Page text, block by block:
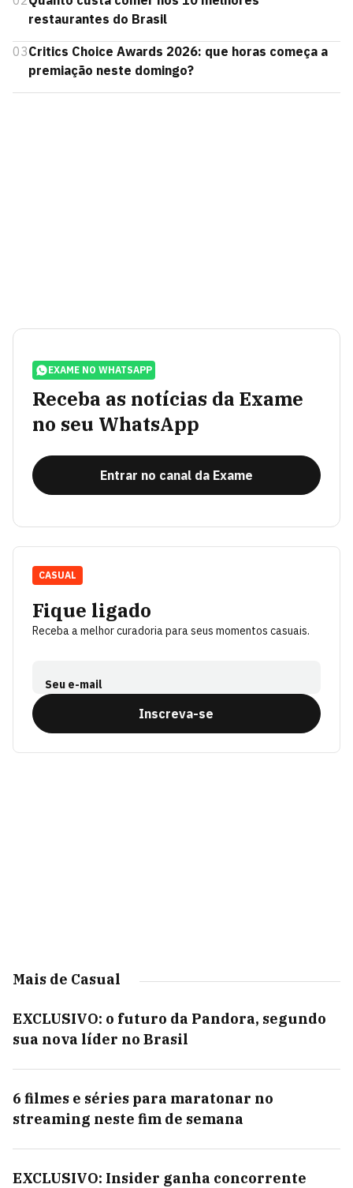
restaurantes do Brasil
03Critics Choice Awards 2026: que horas começa a
premiação neste domingo?
EXAME NO WHATSAPP
Receba as notícias da Exame
no seu WhatsApp
Entrar no canal da Exame
Fique ligado
Receba a melhor curadoria para seus momentos casuais.
Seu e-mail
Inscreva-se
CASUAL
Mais de Casual
EXCLUSIVO: o futuro da Pandora, segundo
sua nova líder no Brasil
6 filmes e séries para maratonar no
streaming neste fim de semana
EXCLUSIVO: Insider ganha concorrente